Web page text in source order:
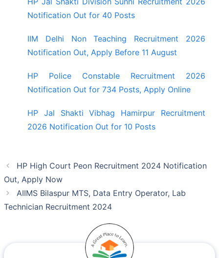
Notification Out for 40 Posts
IIM Delhi Non Teaching Recruitment 2026
Notification Out, Apply Before 11 August
HP Police Constable Recruitment 2026
Notification Out for 734 Posts, Apply Online
HP Jal Shakti Vibhag Hamirpur Recruitment
2026 Notification Out for 10 Posts
HP High Court Peon Recruitment 2024 Notification
Out, Apply Now
AIIMS Bilaspur MTS, Data Entry Operator, Lab
Technician Recruitment 2024